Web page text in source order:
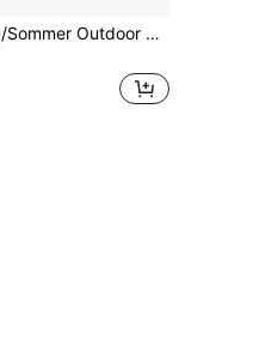
1 Paar Frühling/Sommer Outdoor Fitness Handschuhe, fingerlose atmungsaktive Mesh Radfahrhandschuhe, dünne bequeme schnelltrocknende elastische Sport Handschuhe, Unisex, geeignet für Fitnessstudio, Yoga, Radfahren und andere Outdoor Aktivitäten